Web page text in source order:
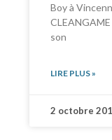
Boy à
son
LIRE PLUS »
2 octobre